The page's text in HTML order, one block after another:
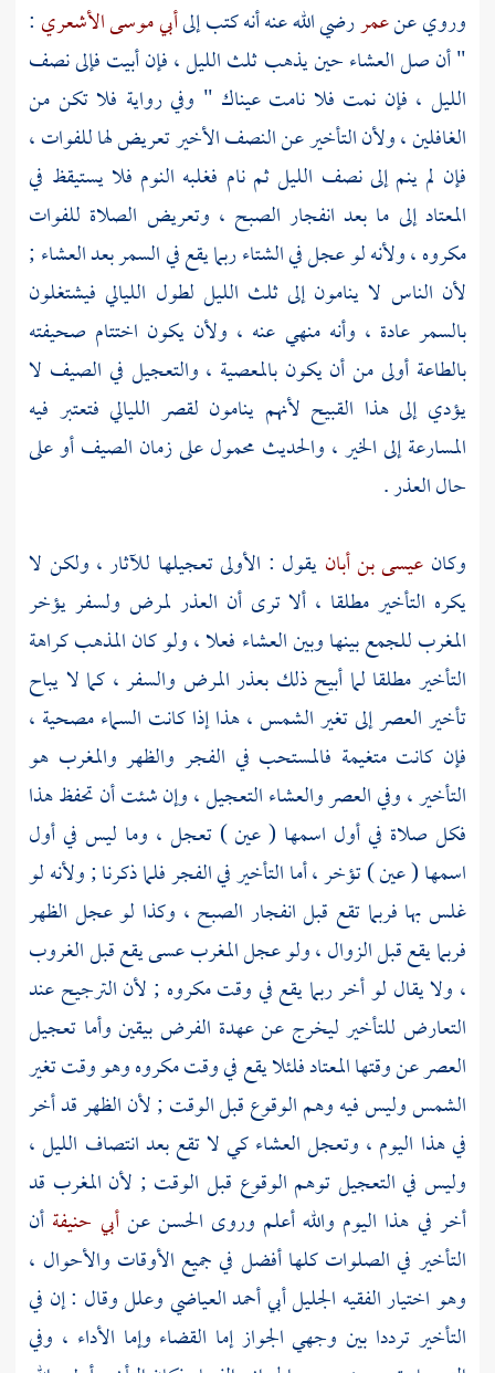
وروي عنعمررضي الله عنه أنه كتب إلىأبي موسى الأشعري :
" أن صل العشاء حين يذهب ثلث الليل ، فإن أبيت فإلى نصف
الليل ، فإن نمت فلا نامت عيناك " وفي رواية فلا تكن من
الغافلين ، ولأن التأخير عن النصف الأخير تعريض لها للفوات ،
فإن لم ينم إلى نصف الليل ثم نام فغلبه النوم فلا يستيقظ في
المعتاد إلى ما بعد انفجار الصبح ، وتعريض الصلاة للفوات
مكروه ، ولأنه لو عجل في الشتاء ربما يقع في السمر بعد العشاء ;
لأن الناس لا ينامون إلى ثلث الليل لطول الليالي فيشتغلون
بالسمر عادة ، وأنه منهي عنه ، ولأن يكون اختتام صحيفته
بالطاعة أولى من أن يكون بالمعصية ، والتعجيل في الصيف لا
يؤدي إلى هذا القبيح لأنهم ينامون لقصر الليالي فتعتبر فيه
المسارعة إلى الخير ، والحديث محمول على زمان الصيف أو على
حال العذر .
وكان عيسى بن أبان يقول : الأولى تعجيلها للآثار ، ولكن لا
يكره التأخير مطلقا ، ألا ترى أن العذر لمرض ولسفر يؤخر
المغرب للجمع بينها وبين العشاء فعلا ، ولو كان المذهب كراهة
التأخير مطلقا لما أبيح ذلك بعذر المرض والسفر ، كما لا يباح
تأخير العصر إلى تغير الشمس ، هذا إذا كانت السماء مصحية ،
فإن كانت متغيمة فالمستحب في الفجر والظهر والمغرب هو
التأخير ، وفي العصر والعشاء التعجيل ، وإن شئت أن تحفظ هذا
فكل صلاة في أول اسمها ( عين ) تعجل ، وما ليس في أول
اسمها ( عين ) تؤخر ، أما التأخير في الفجر فلما ذكرنا ; ولأنه لو
غلس بها فربما تقع قبل انفجار الصبح ، وكذا لو عجل الظهر
فربما يقع قبل الزوال ، ولو عجل المغرب عسى يقع قبل الغروب
، ولا يقال لو أخر ربما يقع في وقت مكروه ; لأن الترجيح عند
التعارض للتأخير ليخرج عن عهدة الفرض بيقين وأما تعجيل
العصر عن وقتها المعتاد فلئلا يقع في وقت مكروه وهو وقت تغير
الشمس وليس فيه وهم الوقوع قبل الوقت ; لأن الظهر قد أخر
في هذا اليوم ، وتعجل العشاء كي لا تقع بعد انتصاف الليل ،
وليس في التعجيل توهم الوقوع قبل الوقت ; لأن المغرب قد
أخر في هذا اليوم والله أعلم وروى الحسنعنأبي حنيفة أن
التأخير في الصلوات كلها أفضل في جميع الأوقات والأحوال ،
وهو اختيار الفقيه الجليلأبي أحمد العياضيوعلل وقال : إن في
التأخير ترددا بين وجهي الجواز إما القضاء وإما الأداء ، وفي